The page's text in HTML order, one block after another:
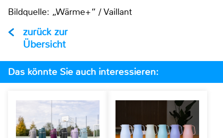
Bildquelle: „Wärme+“ / Vaillant
zurück zur
Übersicht
Das könnte Sie auch interessieren: